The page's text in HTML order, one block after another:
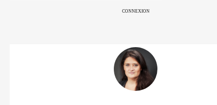
CONNEXION